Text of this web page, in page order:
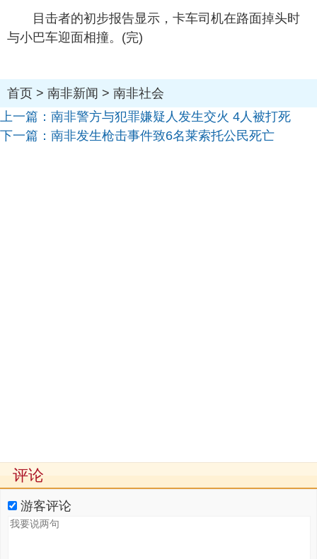
目击者的初步报告显示，卡车司机在路面掉头时
与小巴车迎面相撞。(完)
首页 > 南非新闻 > 南非社会
上一篇： 南非警方与犯罪嫌疑人发生交火 4人被打死
下一篇： 南非发生枪击事件致6名莱索托公民死亡
评论
游客评论